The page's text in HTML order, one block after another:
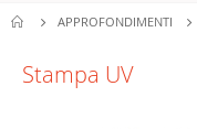
APPROFONDIMENTI
Stampa UV